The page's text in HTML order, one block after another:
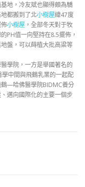
地，冷友斌也顯得頗為驕
都搬到了北小樹屋緯47度
小樹屋 ，全部冬天對于牧
PH值一向堅持在8.5擺佈，
盤，可以蒔植大批高粱等
學院，一方是舉國著名的
中間與飛鶴乳業的一起配
鶴—哈佛醫學院BIDMC養分
邁向國際化的主要一個步